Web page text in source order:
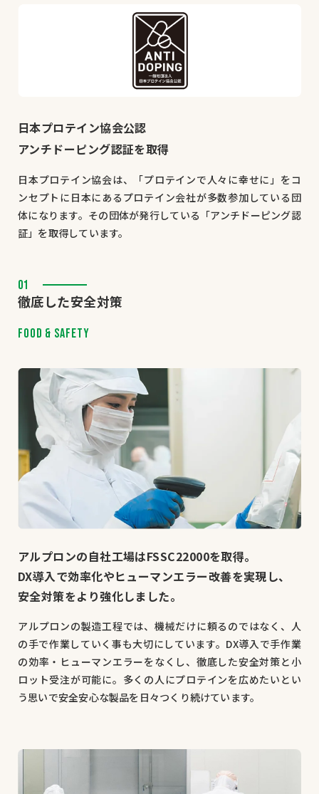
日本プロテイン協会公認
アンチドーピング認証を取得
日本プロテイン協会は、「プロテインで人々に幸せに」をコ
ンセプトに日本にあるプロテイン会社が多数参加している団
体になります。その団体が発行している「アンチドーピング認
証」を取得しています。
01
徹底した安全対策
FOOD & SAFETY
アルプロンの自社工場はFSSC22000を取得。
DX導入で効率化やヒューマンエラー改善を実現し、
安全対策をより強化しました。
アルプロンの製造工程では、機械だけに頼るのではなく、人
の手で作業していく事も大切にしています。DX導入で手作業
の効率・ヒューマンエラーをなくし、徹底した安全対策と小
ロット受注が可能に。多くの人にプロテインを広めたいとい
う思いで安全安心な製品を日々つくり続けています。